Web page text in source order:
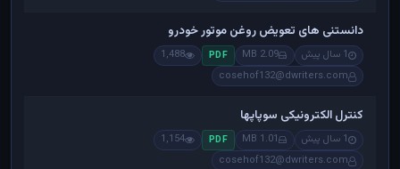
دانستنی های تعویض روغن موتور خودرو
1 سال پیش 2.09 MB
PDF
1,488
cosehof132@dwriters.com
کنترل الکترونیکی سوپاپها
1 سال پیش 1.01 MB
PDF
1,154
cosehof132@dwriters.com